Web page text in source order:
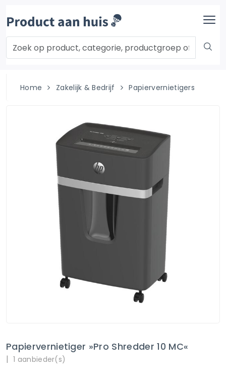
Home Zakelijk & Bedrijf Papiervernietigers
Papiervernietiger »Pro Shredder 10 MC«
| 1 aanbieder(s)